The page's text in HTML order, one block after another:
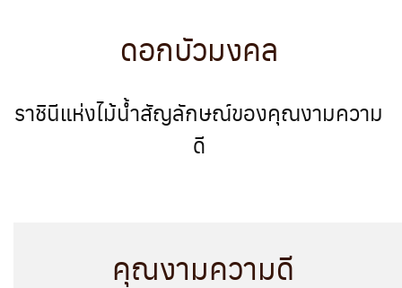
ดอกบัวมงคล
ราชินีแห่งไม้น้ำสัญลักษณ์ของคุณงามความ
ดี
คุณงามความดี